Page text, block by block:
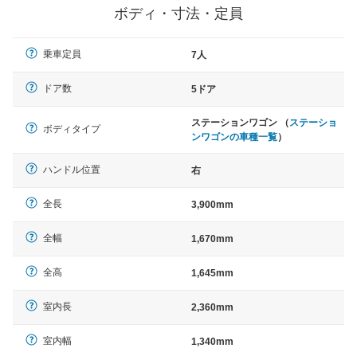
ボディ・寸法・定員
乗車定員 7人
ドア数 5ドア
ボディタイプ
ステーションワゴン （ ステーショ
ンワゴンの車種一覧）
ハンドル位置 右
全長 3,900mm
全幅 1,670mm
全高 1,645mm
室内長 2,360mm
室内幅 1,340mm